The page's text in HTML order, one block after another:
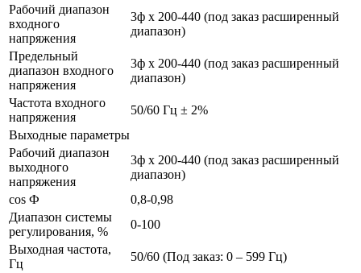
Рабочий диапазон
входного
напряжения
3ф х 200-440 (под заказ расширенный
диапазон)
Предельный
диапазон входного
напряжения
3ф х 200-440 (под заказ расширенный
диапазон)
Частота входного
напряжения
50/60 Гц ± 2%
Выходные параметры
Рабочий диапазон
выходного
напряжения
3ф х 200-440 (под заказ расширенный
диапазон)
cos Ф
0,8-0,98
Диапазон системы
регулирования, %
0-100
Выходная частота,
Гц
50/60 (Под заказ: 0 – 599 Гц)